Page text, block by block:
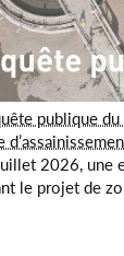
publique
2026, une
le projet de